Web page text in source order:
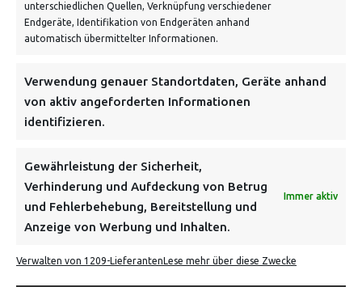
unterschiedlichen Quellen, Verknüpfung verschiedener
Endgeräte, Identifikation von Endgeräten anhand
automatisch übermittelter Informationen.
Verwendung genauer Standortdaten, Geräte anhand
von aktiv angeforderten Informationen
identifizieren.
Gewährleistung der Sicherheit,
Verhinderung und Aufdeckung von Betrug
und Fehlerbehebung, Bereitstellung und
Anzeige von Werbung und Inhalten.
Immer aktiv
Verwalten von 1209-LieferantenLese mehr über diese Zwecke
NEWSLETTER
Danke, deine Registrierung war erfolgreich! Bitte prüfe
FOLGE UNS
INFORMATIONEN